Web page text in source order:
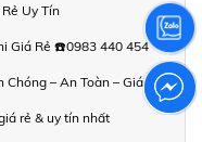
Uy Tín
Giá Rẻ ☎️0983 440 454
Chóng – An Toàn – Giá Rẻ
rẻ & uy tín nhất